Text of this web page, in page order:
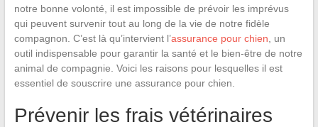
notre bonne volonté, il est impossible de prévoir les imprévus
qui peuvent survenir tout au long de la vie de notre fidèle
compagnon. C’est là qu’intervient l’assurance pour chien , un
outil indispensable pour garantir la santé et le bien-être de notre
animal de compagnie. Voici les raisons pour lesquelles il est
essentiel de souscrire une assurance pour chien.
Prévenir les frais vétérinaires